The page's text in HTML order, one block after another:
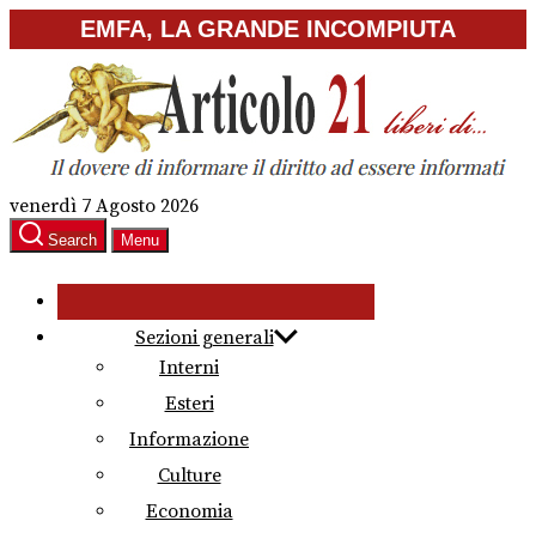
to
content
EMFA, LA GRANDE INCOMPIUTA
venerdì 7 Agosto 2026
Search Menu
Sezioni generali
Interni
Esteri
Informazione
Culture
Economia